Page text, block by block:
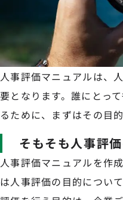
人事評価マニュアルは、
要となります。誰にとっ
るために、まずはその目
そもそも人事評
人事評価マニュアルを作
は人事評価の目的につい